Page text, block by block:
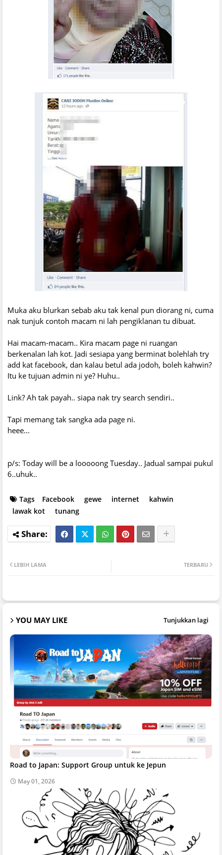
Muka aku blurkan sebab aku tak kenal pun diorang ni, cuma
nak tunjuk contoh macam ni lah pengiklanan tu dibuat.
Hai macam-macam.. Kira macam page ni ruangan
berkenalan lah kot. Jadi sesiapa yang berminat bolehlah try
add kat facebook, dan kalau betul ada jodoh, boleh kahwin?
Itu ke tujuan admin ni ye? Huhu..
Link? Ah tak payah.. siapa nak try search sendiri..
Tapi memang tak sangka ada page ni.
heee...
p/s: Today will be a looooong Tuesday.. Jadual sampai pukul
6..uhuk..
Tags Facebook gewe internet
kahwin
lawak kot
tunang
TERBARU
LEBIH LAMA
YOU MAY LIKE Tunjukkan lagi
Road to Japan: Support Group untuk ke Jepun
May 01, 2026